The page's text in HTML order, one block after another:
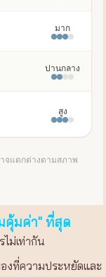
มาก
ปานกลาง
สูง
จแตกต่างตามสภาพ
คุ้มค่า" ที่สุด
ไม่เท่ากัน
งที่ความประหยัดและ